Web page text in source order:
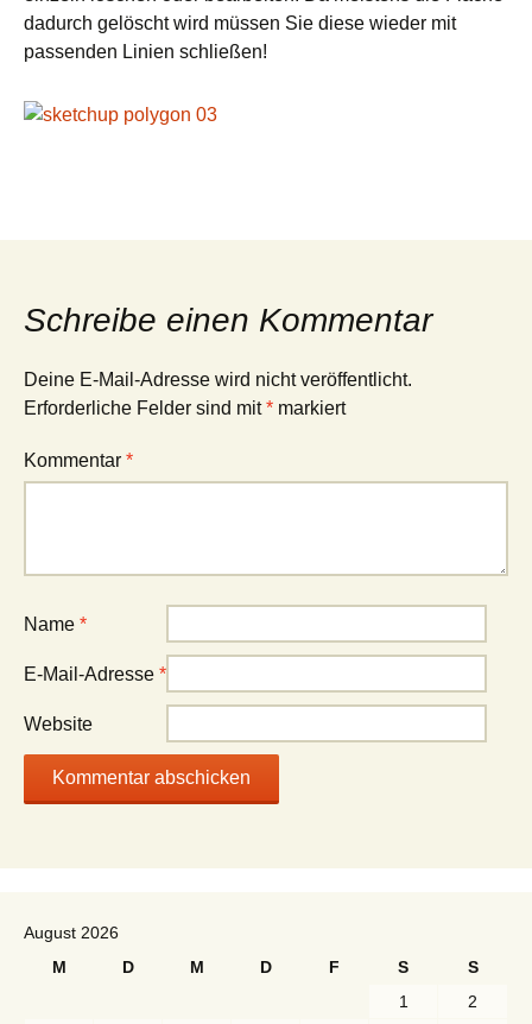
dadurch gelöscht wird müssen Sie diese wieder mit
passenden Linien schließen!
Schreibe einen Kommentar
Deine E-Mail-Adresse wird nicht veröffentlicht.
Erforderliche Felder sind mit* markiert
Kommentar *
Name *
E-Mail-Adresse *
Website
August 2026
M
D M D F S
S
1
2